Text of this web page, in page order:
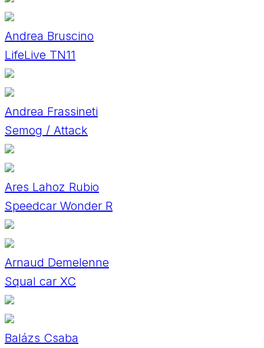
Andrea Bruscino
LifeLive TN11
Andrea Frassineti
Semog / Attack
Ares Lahoz Rubio
Speedcar Wonder R
Arnaud Demelenne
Squal car XC
Balázs Csaba